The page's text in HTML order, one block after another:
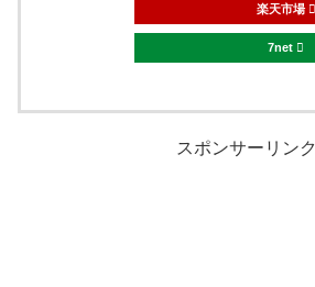
楽天市場
7net
スポンサーリンク